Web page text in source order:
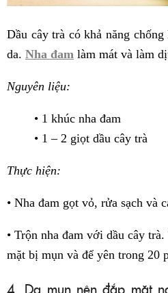
Dầu cây trà có khả năng
da. Nha đam làm mát và làm
Nguyên liệu:
• 1 khúc nha đam
• 1 – 2 giọt dầu cây trà
Thực hiện:
• Nha đam gọt vỏ, rửa sạch và
• Trộn nha đam với dầu cây
mặt bị mụn và để yên trong 20
4. Da mụn nên đắp mặt